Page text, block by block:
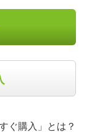
ぐ購入」とは？